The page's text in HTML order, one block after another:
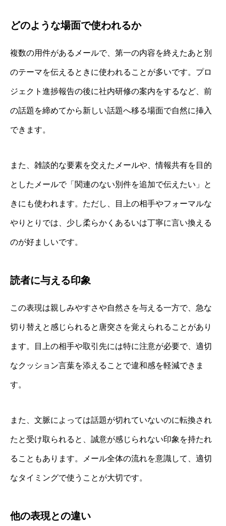
どのような場面で使われるか
複数の用件があるメールで、第一の内容を終えたあと別
のテーマを伝えるときに使われることが多いです。プロ
ジェクト進捗報告の後に社内研修の案内をするなど、前
の話題を締めてから新しい話題へ移る場面で自然に挿入
できます。
また、雑談的な要素を交えたメールや、情報共有を目的
としたメールで「関連のない別件を追加で伝えたい」と
きにも使われます。ただし、目上の相手やフォーマルな
やりとりでは、少し柔らかくあるいは丁寧に言い換える
のが好ましいです。
読者に与える印象
この表現は親しみやすさや自然さを与える一方で、急な
切り替えと感じられると唐突さを覚えられることがあり
ます。目上の相手や取引先には特に注意が必要で、適切
なクッション言葉を添えることで違和感を軽減できま
す。
また、文脈によっては話題が切れていないのに転換され
たと受け取られると、誠意が感じられない印象を持たれ
ることもあります。メール全体の流れを意識して、適切
なタイミングで使うことが大切です。
他の表現との違い